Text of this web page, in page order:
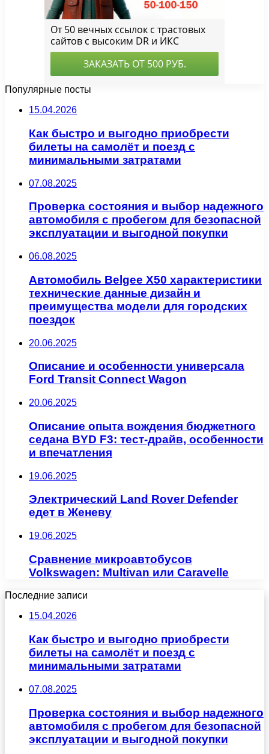
Популярные посты
15.04.2026
Как быстро и выгодно приобрести
билеты на самолёт и поезд с
минимальными затратами
07.08.2025
Проверка состояния и выбор надежного
автомобиля с пробегом для безопасной
эксплуатации и выгодной покупки
06.08.2025
Автомобиль Belgee X50 характеристики
технические данные дизайн и
преимущества модели для городских
поездок
20.06.2025
Описание и особенности универсала
Ford Transit Connect Wagon
20.06.2025
Описание опыта вождения бюджетного
седана BYD F3: тест-драйв, особенности
и впечатления
19.06.2025
Электрический Land Rover Defender
едет в Женеву
19.06.2025
Сравнение микроавтобусов
Volkswagen: Multivan или Caravelle
Последние записи
15.04.2026
Как быстро и выгодно приобрести
билеты на самолёт и поезд с
минимальными затратами
07.08.2025
Проверка состояния и выбор надежного
автомобиля с пробегом для безопасной
эксплуатации и выгодной покупки